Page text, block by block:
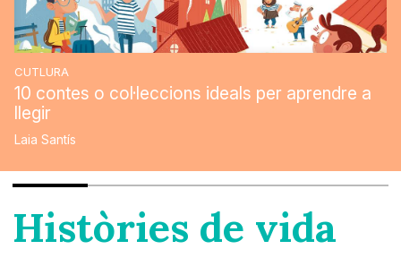
CUTLURA
10 contes o col·leccions ideals per aprendre a
llegir
Laia Santís
Històries de vida